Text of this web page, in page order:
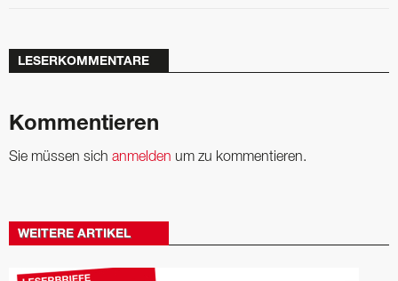
LESERKOMMENTARE
Kommentieren
Sie müssen sich anmelden um zu kommentieren.
WEITERE ARTIKEL